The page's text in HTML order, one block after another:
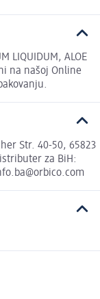
LIQUIDUM, ALOE
na našoj Online
Str. 40-50, 65823
za BiH: